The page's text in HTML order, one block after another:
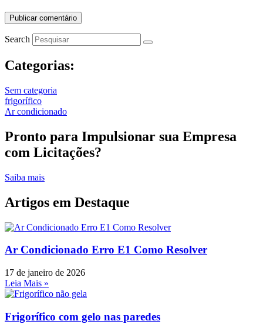
Search
Categorias:
Sem categoria
frigorífico
Ar condicionado
Pronto para Impulsionar sua Empresa
com Licitações?
Saiba mais
Artigos em Destaque
Ar Condicionado Erro E1 Como Resolver
17 de janeiro de 2026
Leia Mais »
Frigorífico com gelo nas paredes